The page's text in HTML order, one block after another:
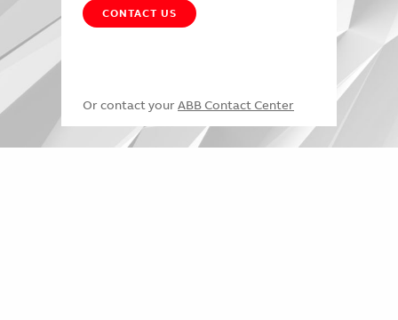
CONTACT US
Or contact your ABB Contact Center